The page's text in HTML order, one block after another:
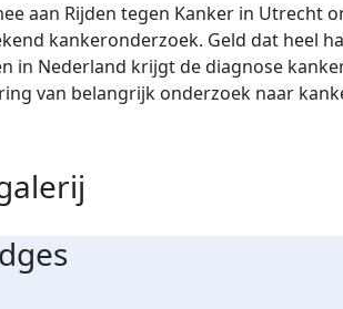
aan Rijden tegen Kanker in Utrecht
kankeronderzoek. Geld dat heel
in Nederland krijgt de diagnose
van belangrijk onderzoek naar